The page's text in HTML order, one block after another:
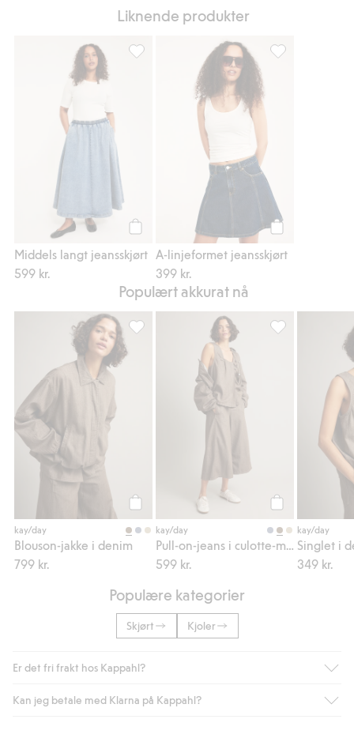
Liknende produkter
Middels langt jeansskjørt
599 kr.
Middels langt jeansskjørt, Legg til i
A-linjeformet jeansskjørt
399 kr.
Populært akkurat nå
Legg til
kay/day
Blouson-jakke i denim
799 kr.
Blouson-jakke i denim, Legg til i favoriter
Legg til
kay/day
599 kr.
Pull-on-jeans
kay/day
Singlet i
349 kr.
Populære kategorier
Skjørt Kjoler
Er det fri frakt hos Kappahl?
Som medlem i Kappahl Club har du alltid gratis frakt til butikk,
Kan jeg betale med Klarna på Kappahl?